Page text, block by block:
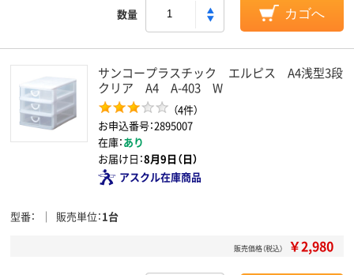
数量 カゴへ
サンコープラスチック エルピス A4浅型3段
クリア A4 A-403 W
（4件）
お申込番号：2895007
在庫：あり
お届け日：8月9日（日）
アスクル在庫商品
型番 販売単位 1台
販売価格（税込） ￥2,980